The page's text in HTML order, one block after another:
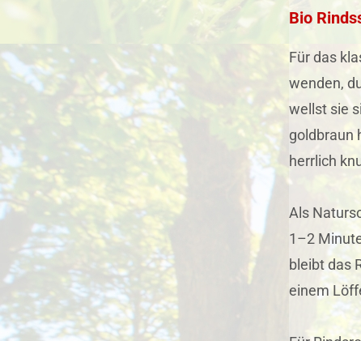
Bio
Für das
wenden,
wellst sie
goldbraun
herrlich
Als
1–2
bleibt das
einem